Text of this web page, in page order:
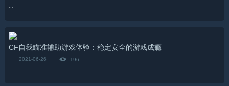
CF自我瞄准辅助游戏体验：稳定安全的游戏成瘾
· 2021-06-26
196
...